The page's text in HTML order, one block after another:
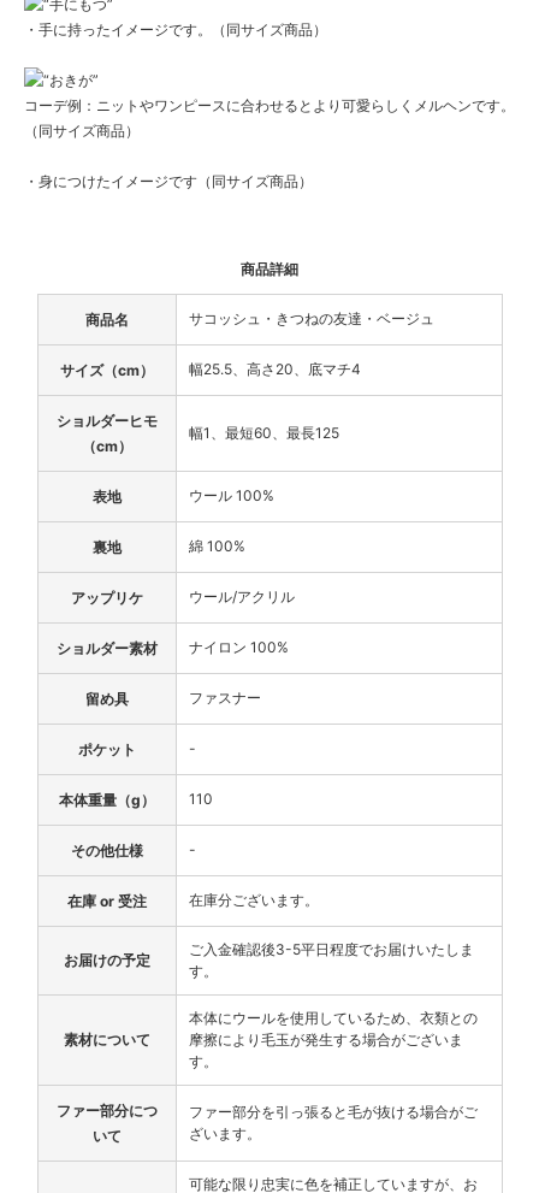
・手に持ったイメージです。（同サイズ商品）
コーデ例：ニットやワンピースに合わせるとより可愛らしくメルヘンです。
（同サイズ商品）
・身につけたイメージです（同サイズ商品）
商品詳細
商品名 サコッシュ・きつねの友達・ベージュ
サイズ（cm） 幅25.5、高さ20、底マチ4
ショルダーヒモ
（cm）
幅1、最短60、最長125
表地 ウール 100%
裏地 綿 100%
アップリケ ウール/アクリル
ショルダー素材 ナイロン 100%
留め具 ファスナー
ポケット -
本体重量（g） 110
その他仕様 -
在庫 or 受注 在庫分ございます。
お届けの予定
ご入金確認後3-5平日程度でお届けいたしま
す。
素材について
本体にウールを使用しているため、衣類との
摩擦により毛玉が発生する場合がございま
す。
ファー部分につ
いて
ファー部分を引っ張ると毛が抜ける場合がご
ざいます。
可能な限り忠実に色を補正していますが、お